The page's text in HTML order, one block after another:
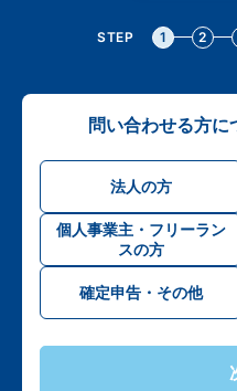
STEP 1 2
問い合わせる方に
法人の方
個人事業主・フリーラン
スの方
確定申告・その他